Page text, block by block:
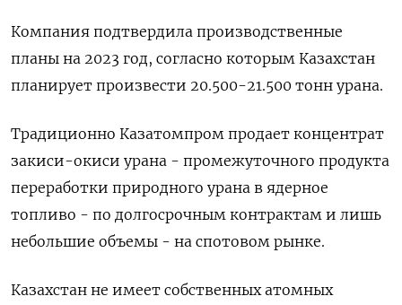
Компания подтвердила производственные
планы на 2023 год, согласно которым Казахстан
планирует произвести 20.500-21.500 тонн урана.
Традиционно Казатомпром продает концентрат
закиси-окиси урана - промежуточного продукта
переработки природного урана в ядерное
топливо - по долгосрочным контрактам и лишь
небольшие объемы - на спотовом рынке.
Казахстан не имеет собственных атомных